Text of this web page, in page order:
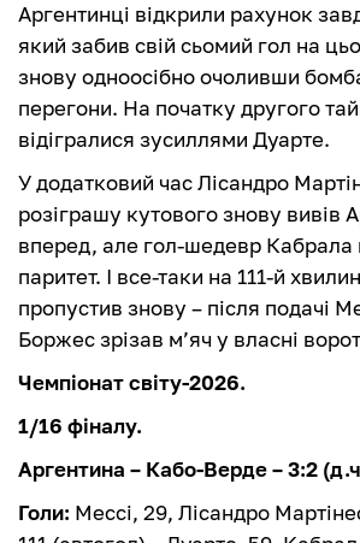
Аргентинці відкрили рахунок
який забив свій сьомий гол на
знову одноосібно очоливши
перегони. На початку другого
відігралися зусиллями Дуарте.
У додатковий час Лісандро
розіграшу кутового знову вивів
вперед, але гол-шедевр Кабрала
паритет. І все-таки на 111-й
пропустив знову – після подачі
Боржес зрізав м’яч у власні
Чемпіонат світу-2026.
1/16 фіналу.
Аргентина – Кабо-Верде – 3:2
Голи: Мессі, 29, Лісандро